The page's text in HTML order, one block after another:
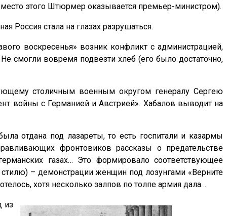
этого Штюрмер оказывается премьер-министром).
Россия стала на глазах разрушаться.
воскресенья» возник конфликт с администрацией,
смогли вовремя подвезти хлеб (его было достаточно,
столичным военным округом генералу Сергею
войны с Германией и Австрией». Хабалов выводит на
отдана под лазареты, то есть госпитали и казармы
фронтовиков рассказы о предательстве
газах… Это формировало соответствующее
– демонстрации женщин под лозунгами «Верните
хотя несколько залпов по толпе армия дала…
из